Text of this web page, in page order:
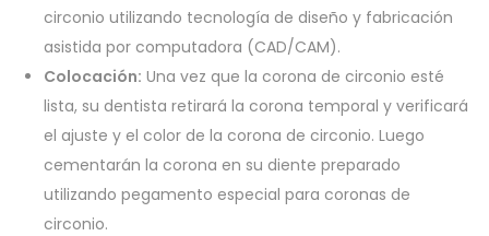
circonio utilizando tecnología de diseño y fabricación
asistida por computadora (CAD/CAM).
Colocación: Una vez que la corona de circonio esté
lista, su dentista retirará la corona temporal y verificará
el ajuste y el color de la corona de circonio. Luego
cementarán la corona en su diente preparado
utilizando pegamento especial para coronas de
circonio.